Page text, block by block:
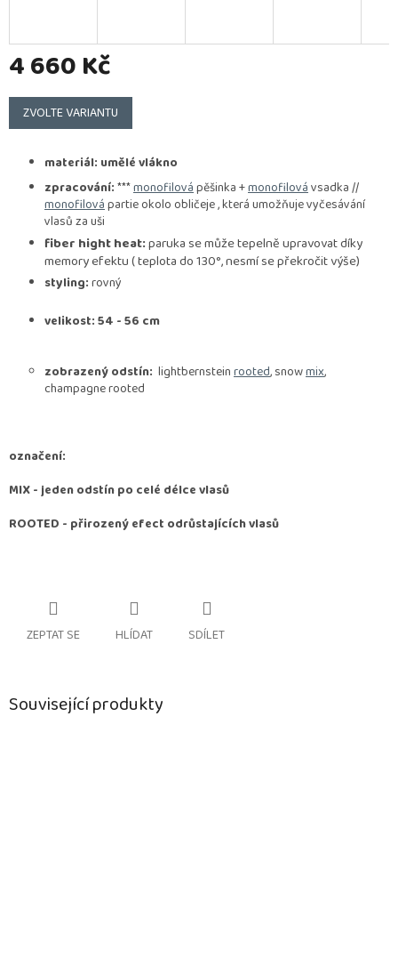
4 660 Kč
Měrná
cena:
ZVOLTE VARIANTU
materiál: umělé vlákno
zpracování:***monofilovápěšinka +monofilovávsadka //
monofilovápartie okolo obličeje , která umožňuje vyčesávání
vlasů za uši
fiber hight heat:paruka se může tepelně upravovat díky
memory efektu ( teplota do 130°, nesmí se překročit výše)
styling:rovný
velikost: 54 - 56 cm
zobrazený odstín: lightbernsteinrooted, snowmix,
champagne rooted
označení:
MIX- jeden odstín po celé délce vlasů
ROOTED - přirozený efect odrůstajících vlasů
ZEPTAT SE HLÍDAT SDÍLET
Související produkty